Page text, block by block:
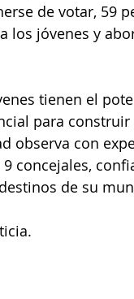
de votar, 59
los jóvenes y
tienen el
para
observa con
concejales,
de su